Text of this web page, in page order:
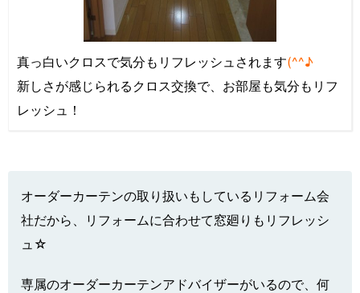
真っ白いクロスで気分もリフレッシュされます(^^♪
新しさが感じられるクロス交換で、お部屋も気分もリフ
レッシュ！
オーダーカーテンの取り扱いもしているリフォーム会
社だから、リフォームに合わせて窓廻りもリフレッシ
ュ☆
専属のオーダーカーテンアドバイザーがいるので、何